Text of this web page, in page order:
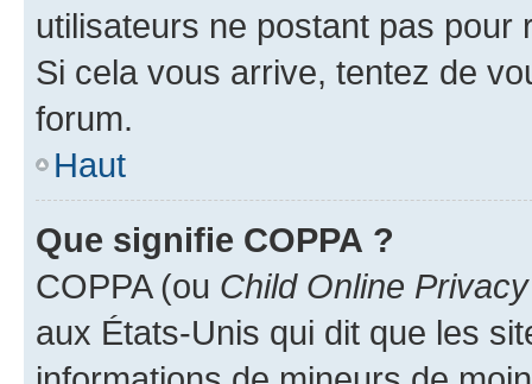
utilisateurs ne postant pas pour
Si cela vous arrive, tentez de
forum.
Haut
Que signifie COPPA ?
COPPA (ou Child Online
aux États-Unis qui dit que les